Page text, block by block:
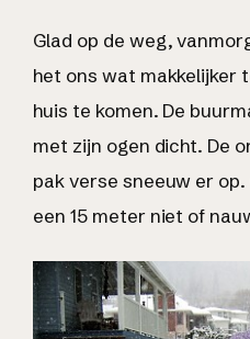
Glad op de weg,
het ons wat makkelijker
huis te komen. De
met zijn ogen dicht. De
pak verse sneeuw er
een 15 meter niet of